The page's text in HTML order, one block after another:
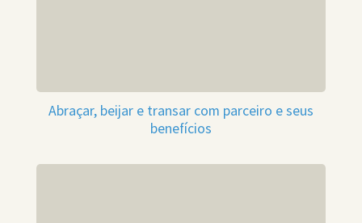
Abraçar, beijar e transar com parceiro e seus
benefícios